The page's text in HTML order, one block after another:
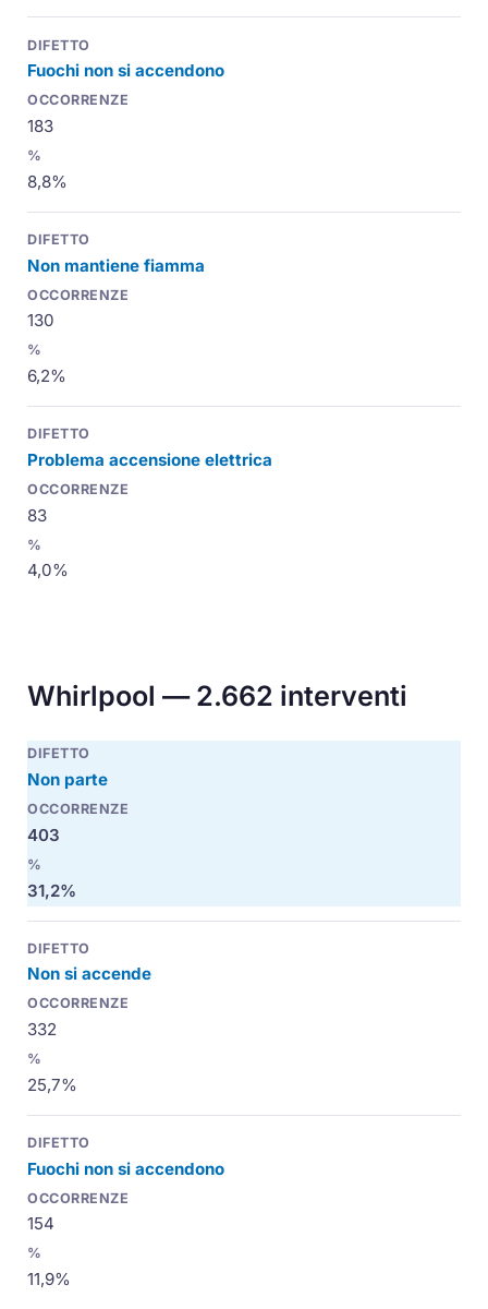
Fuochi non si accendono
183
8,8%
Non mantiene fiamma
130
6,2%
Problema accensione elettrica
83
4,0%
Whirlpool — 2.662 interventi
Non parte
403
31,2%
Non si accende
332
25,7%
Fuochi non si accendono
154
11,9%